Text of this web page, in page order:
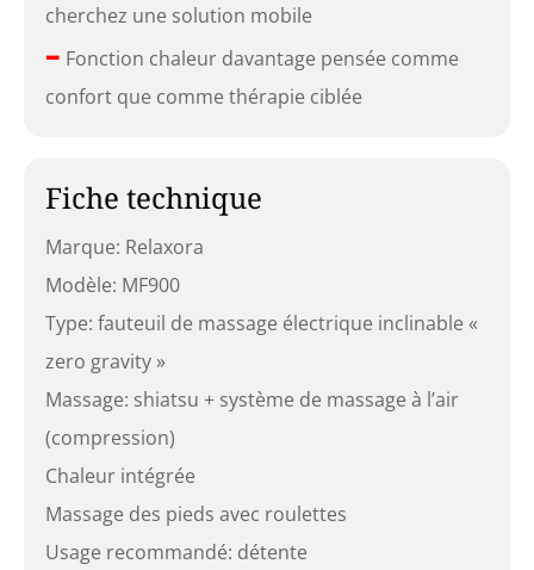
cherchez une solution mobile
– Fonction chaleur davantage pensée comme
confort que comme thérapie ciblée
Fiche technique
Marque: Relaxora
Modèle: MF900
Type: fauteuil de massage électrique inclinable «
zero gravity »
Massage: shiatsu + système de massage à l’air
(compression)
Chaleur intégrée
Massage des pieds avec roulettes
Usage recommandé: détente